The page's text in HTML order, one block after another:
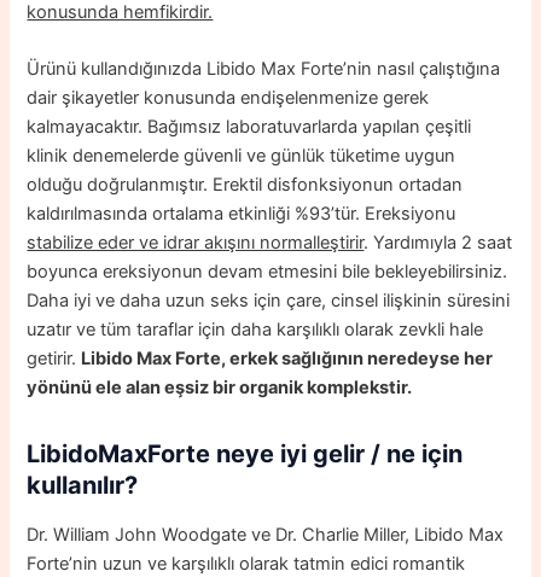
konusunda hemfikirdir.
Ürünü kullandığınızda Libido Max Forte’nin nasıl çalıştığına
dair şikayetler konusunda endişelenmenize gerek
kalmayacaktır. Bağımsız laboratuvarlarda yapılan çeşitli
klinik denemelerde güvenli ve günlük tüketime uygun
olduğu doğrulanmıştır. Erektil disfonksiyonun ortadan
kaldırılmasında ortalama etkinliği %93’tür. Ereksiyonu
stabilize eder ve idrar akışını normalleştirir. Yardımıyla 2 saat
boyunca ereksiyonun devam etmesini bile bekleyebilirsiniz.
Daha iyi ve daha uzun seks için çare, cinsel ilişkinin süresini
uzatır ve tüm taraflar için daha karşılıklı olarak zevkli hale
getirir. Libido Max Forte, erkek sağlığının neredeyse her
yönünü ele alan eşsiz bir organik komplekstir.
LibidoMaxForte neye iyi gelir / ne için
kullanılır?
Dr. William John Woodgate ve Dr. Charlie Miller, Libido Max
Forte’nin uzun ve karşılıklı olarak tatmin edici romantik